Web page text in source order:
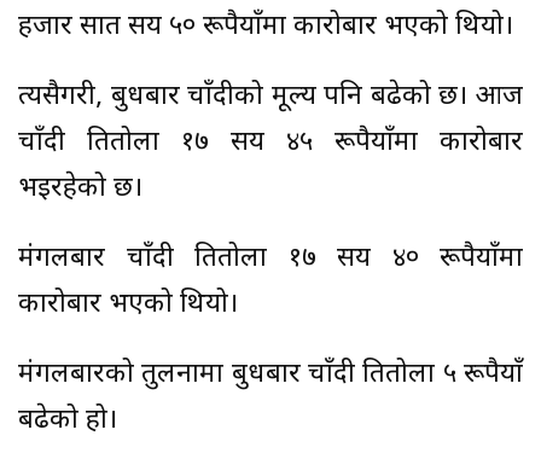
हजार सात सय ५० रूपैयाँमा कारोबार भएको थियो।
त्यसैगरी, बुधबार चाँदीको मूल्य पनि बढेको छ। आज
चाँदी प्रतितोला १७ सय ४५ रूपैयाँमा कारोबार
भइरहेको छ।
मंगलबार चाँदी प्रतितोला १७ सय ४० रूपैयाँमा
कारोबार भएको थियो।
मंगलबारको तुलनामा बुधबार चाँदी प्रतितोला ५ रूपैयाँ
बढेको हो।